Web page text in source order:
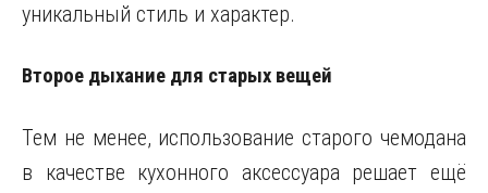
уникальный стиль и характер.
Второе дыхание для старых вещей
Тем не менее, использование старого чемодана
в качестве кухонного аксессуара решает ещё